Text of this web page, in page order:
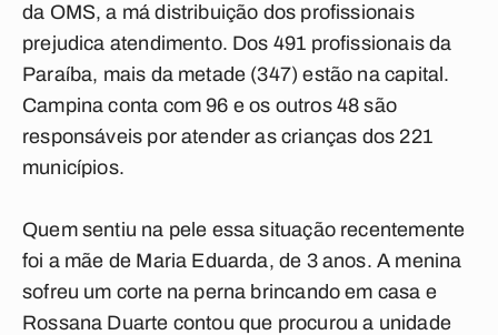
da OMS, a má distribuição dos profissionais
prejudica atendimento. Dos 491 profissionais da
Paraíba, mais da metade (347) estão na capital.
Campina conta com 96 e os outros 48 são
responsáveis por atender as crianças dos 221
municípios.
Quem sentiu na pele essa situação recentemente
foi a mãe de Maria Eduarda, de 3 anos. A menina
sofreu um corte na perna brincando em casa e
Rossana Duarte contou que procurou a unidade